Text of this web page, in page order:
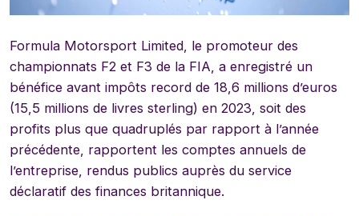
Formula Motorsport Limited, le promoteur des
championnats F2 et F3 de la FIA, a enregistré un
bénéfice avant impôts record de 18,6 millions d’euros
(15,5 millions de livres sterling) en 2023, soit des
profits plus que quadruplés par rapport à l’année
précédente, rapportent les comptes annuels de
l’entreprise, rendus publics auprès du service
déclaratif des finances britannique.